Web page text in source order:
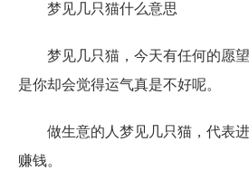
梦见几只猫什么意思
梦见几只猫，今天有任何的愿望
是你却会觉得运气真是不好呢。
做生意的人梦见几只猫，代表进
赚钱。